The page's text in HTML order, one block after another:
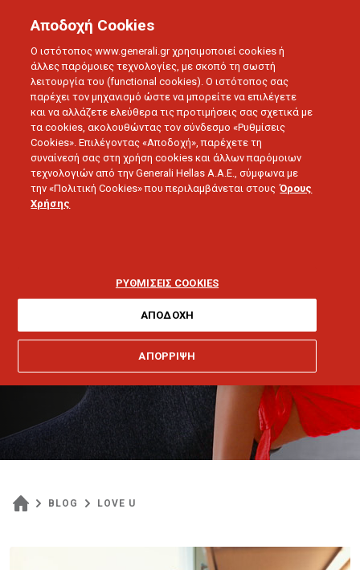
BLOG LOVE U
Αποδοχή Cookies
Ο ιστότοπος www.generali.gr χρησιμοποιεί cookies ή
άλλες παρόμοιες τεχνολογίες, με σκοπό τη σωστή
λειτουργία του (functional cookies). Ο ιστότοπος σας
παρέχει τον μηχανισμό ώστε να μπορείτε να επιλέγετε
και να αλλάζετε ελεύθερα τις προτιμήσεις σας σχετικά με
τα cookies, ακολουθώντας τον σύνδεσμο «Ρυθμίσεις
Cookies». Επιλέγοντας «Αποδοχή», παρέχετε τη
συναίνεσή σας στη χρήση cookies και άλλων παρόμοιων
τεχνολογιών από την Generali Hellas A.A.E., σύμφωνα με
την «Πολιτική Cookies» που περιλαμβάνεται στους Όρους
Χρήσης
ΡΥΘΜΙΣΕΙΣ COOKIES
ΑΠΟΡΡΙΨΗ
ΑΠΟΔΟΧΗ